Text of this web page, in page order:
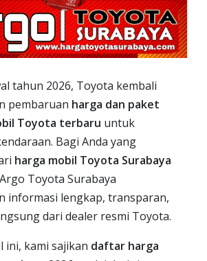
tahun 2026, Toyota kembali
pembaruan harga dan paket
Toyota terbaru untuk
Bagi Anda yang
harga mobil Toyota Surabaya
Toyota Surabaya
informasi lengkap, transparan,
dari dealer resmi Toyota.
ini, kami sajikan daftar harga